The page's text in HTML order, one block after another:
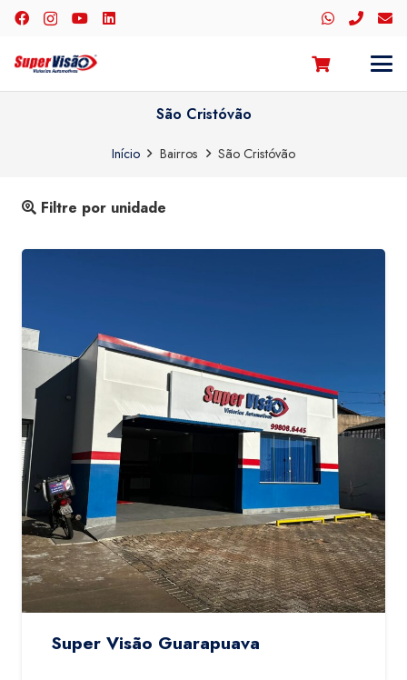
São Cristóvão
Início Bairros São Cristóvão
Filtre por unidade
Super Visão Guarapuava